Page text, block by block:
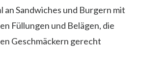
an Sandwiches und Burgern mit
Füllungen und Belägen, die
Geschmäckern gerecht